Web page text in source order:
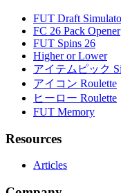
FUT Draft
FC 26 Pack Opener
FUT Spins 26
Higher or Lower
アイテムピック
アイコン Roulette
ヒーロー Roulette
FUT Memory
Resources
Articles